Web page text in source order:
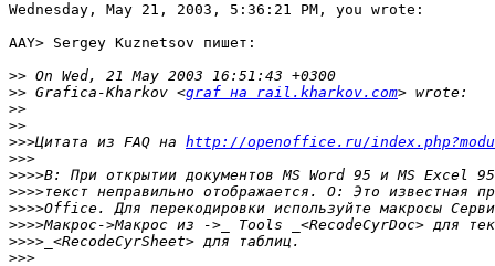
Wednesday, May 21, 2003, 5:36:21 PM, you wrote:
AAY> Sergey Kuznetsov пишет:
>>
>> Grafica-Kharkov <graf на rail.kharkov.com
>>
>>
>>>Цитата из FAQ на http://openoffice.ru/
>>>
>>>>
>>>>
>>>>
>>>>
>>>>
>>>